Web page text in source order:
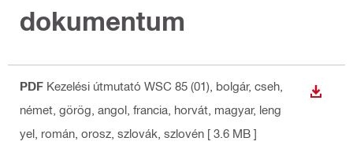
dokumentum
PDF Kezelési útmutató WSC 85 (01) , bolgár, cseh,
német, görög, angol, francia, horvát, magyar, leng
yel, román, orosz, szlovák, szlovén [ 3.6 MB ]